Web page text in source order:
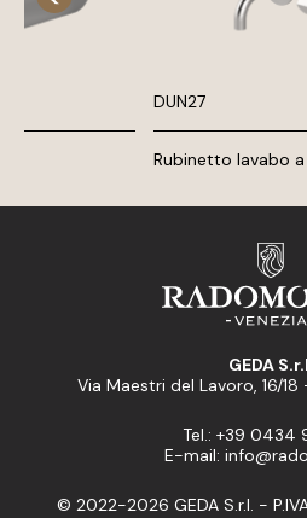
DUN27
Rubinetto lavabo
GEDA
Via Maestri del Lavoro, 16/
Tel.: +39 0434
E-mail:
© 2022-2026 GEDA S.r.l. -